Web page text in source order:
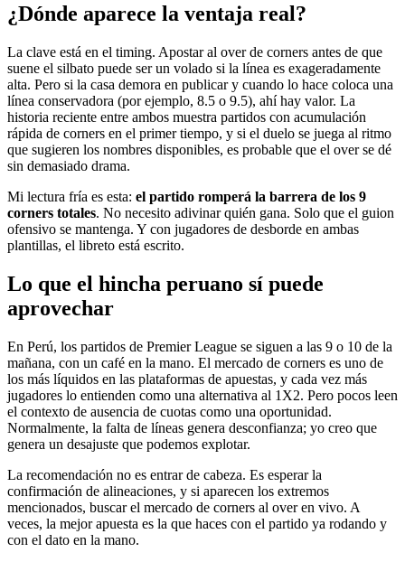
¿Dónde aparece la ventaja real?
La clave está en el timing. Apostar al over de corners antes de que
suene el silbato puede ser un volado si la línea es exageradamente
alta. Pero si la casa demora en publicar y cuando lo hace coloca una
línea conservadora (por ejemplo, 8.5 o 9.5), ahí hay valor. La
historia reciente entre ambos muestra partidos con acumulación
rápida de corners en el primer tiempo, y si el duelo se juega al ritmo
que sugieren los nombres disponibles, es probable que el over se dé
sin demasiado drama.
Mi lectura fría es esta: el partido romperá la barrera de los 9
corners totales. No necesito adivinar quién gana. Solo que el guion
ofensivo se mantenga. Y con jugadores de desborde en ambas
plantillas, el libreto está escrito.
Lo que el hincha peruano sí puede
aprovechar
En Perú, los partidos de Premier League se siguen a las 9 o 10 de la
mañana, con un café en la mano. El mercado de corners es uno de
los más líquidos en las plataformas de apuestas, y cada vez más
jugadores lo entienden como una alternativa al 1X2. Pero pocos leen
el contexto de ausencia de cuotas como una oportunidad.
Normalmente, la falta de líneas genera desconfianza; yo creo que
genera un desajuste que podemos explotar.
La recomendación no es entrar de cabeza. Es esperar la
confirmación de alineaciones, y si aparecen los extremos
mencionados, buscar el mercado de corners al over en vivo. A
veces, la mejor apuesta es la que haces con el partido ya rodando y
con el dato en la mano.